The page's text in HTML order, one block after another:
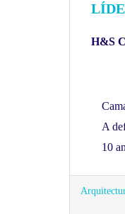
H&S
A
10